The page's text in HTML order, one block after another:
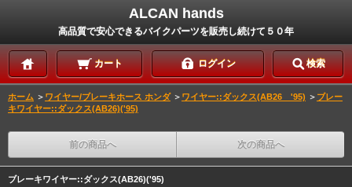
ALCAN hands
高品質で安心できるバイクパーツを販売し続けて５０年
カート ログイン 検索
ホーム ＞ ワイヤー/ブレーキホース ホンダ ＞ ワイヤー::ダックス(AB26 '95) ＞ ブレー
キワイヤー::ダックス(AB26)('95)
前の商品へ 次の商品へ
ブレーキワイヤー::ダックス(AB26)('95)